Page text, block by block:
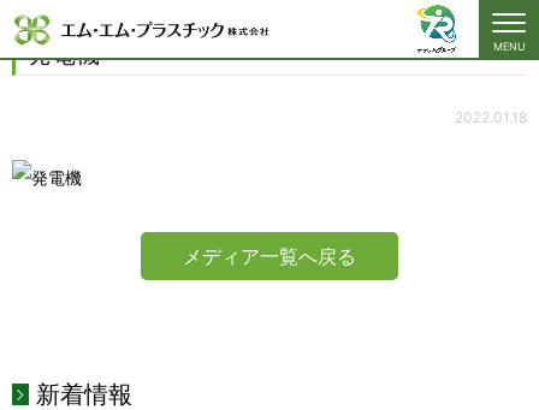
MENU
発電機
2022.01.18
メディア一覧へ戻る
新着情報